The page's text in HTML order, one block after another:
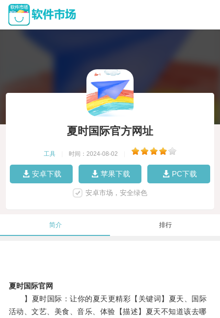
夏时国际官方网址
工具 时间：2024-08-02
安卓下载 苹果下载 PC下载
安卓市场，安全绿色
简介 排行
夏时国际官网
】夏时国际：让你的夏天更精彩【关键词】夏天、国际
活动、文艺、美食、音乐、体验【描述】夏天不知道该去哪